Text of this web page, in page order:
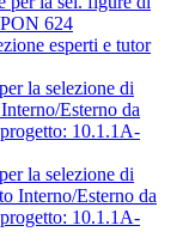
624
esperti e tutor
la selezione di
Esterno da
10.1.1A-
la selezione di
Interno/Esterno da
10.1.1A-